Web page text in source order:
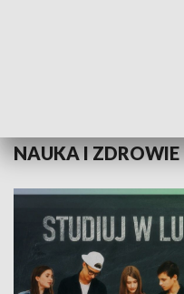
NAUKA I ZDROWIE